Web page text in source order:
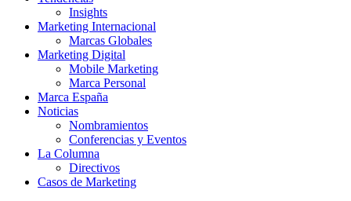
Insights
Marketing Internacional
Marcas Globales
Marketing Digital
Mobile Marketing
Marca Personal
Marca España
Noticias
Nombramientos
Conferencias y Eventos
La Columna
Directivos
Casos de Marketing